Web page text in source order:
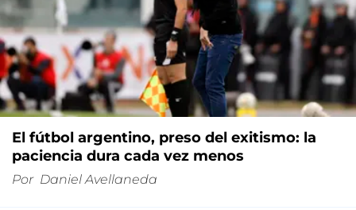
El fútbol argentino, preso del exitismo: la
paciencia dura cada vez menos
Por Daniel Avellaneda